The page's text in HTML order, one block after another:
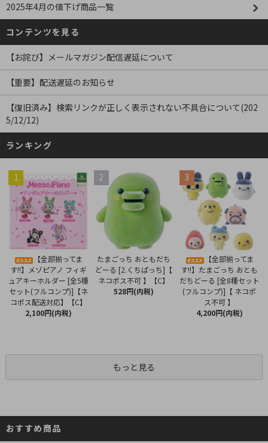
2025年4月の値下げ商品一覧
コンテンツを見る
【お詫び】メールマガジン配信遅延について
【重要】配送遅延のお知らせ
【復旧済み】検索リンクが正しく表示されない不具合について(202
5/12/12)
ランキング
1
【全部揃ってま
す!!】メゾピアノ フィギ
ュアキーホルダー [全5種
セット(フルコンプ)]【ネ
コポス配送対応】【C】
2,100円(内税)
2
たまごっち おともだち
どーる [2.くちぱっち]【
ネコポス不可 】【C】
528円(内税)
3
【全部揃ってま
す!!】たまごっち おとも
だちどーる [全8種セット
(フルコンプ)]【 ネコポ
ス不可 】
4,200円(内税)
もっと見る
おすすめ商品